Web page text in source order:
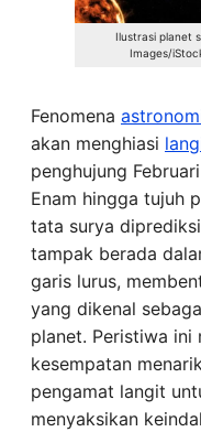
Ilustrasi planet
Images/
Fenomena
akan menghiasi
penghujung
Enam hingga tujuh
tata surya
tampak berada
garis lurus,
yang dikenal
planet. Peristiwa ini
kesempatan
pengamat langit
menyaksikan